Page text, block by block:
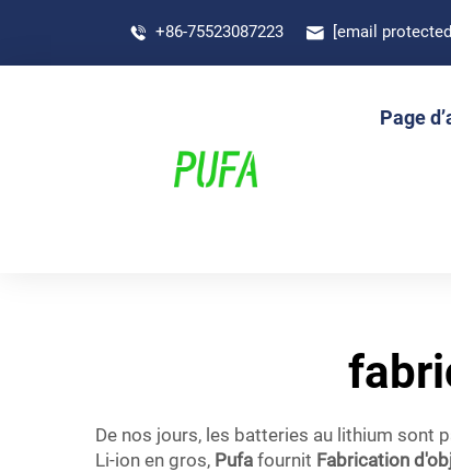
+86-75523087223 [email
Page
De nos jours, les batteries au lithium sont
Li-ion en gros, Pufa fournit Fabrication